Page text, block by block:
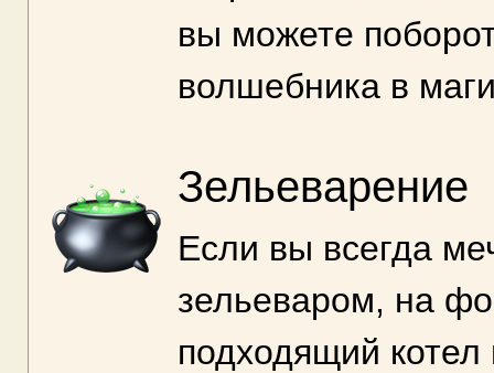
вы можете
волшебника в
Зельеварение
Если вы всегда
зельеваром, на
подходящий